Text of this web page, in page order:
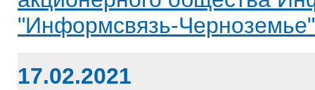
"Информсвязь-Черноземье"
17.02.2021